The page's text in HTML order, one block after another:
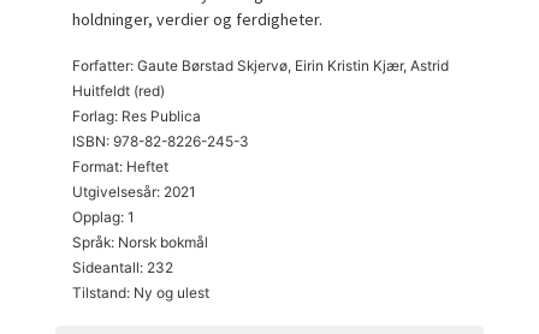
holdninger, verdier og ferdigheter.
Forfatter: Gaute Børstad Skjervø, Eirin Kristin Kjær, Astrid
Huitfeldt (red)
Forlag: Res Publica
ISBN: 978-82-8226-245-3
Format: Heftet
Utgivelsesår: 2021
Opplag: 1
Språk: Norsk bokmål
Sideantall: 232
Tilstand: Ny og ulest